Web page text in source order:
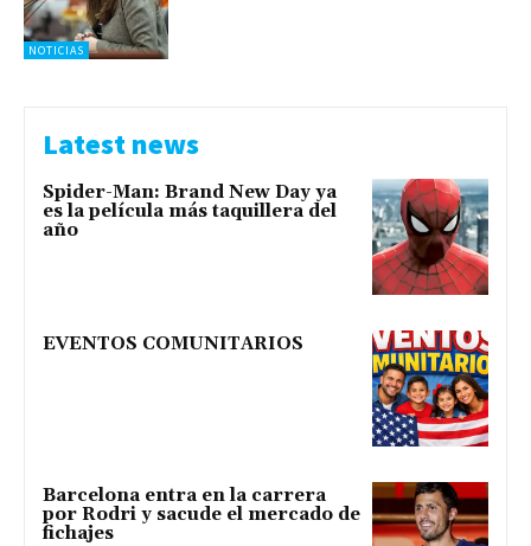
NOTICIAS
Latest news
Spider-Man: Brand New Day ya
es la película más taquillera del
año
EVENTOS COMUNITARIOS
Barcelona entra en la carrera
por Rodri y sacude el mercado de
fichajes